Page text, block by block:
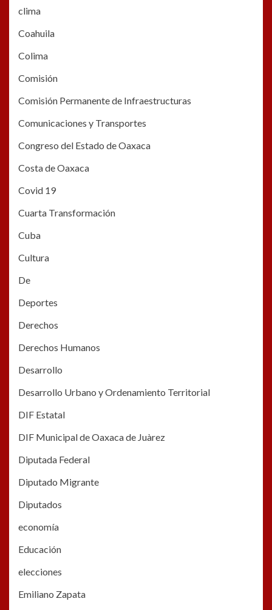
clima
Coahuila
Colima
Comisión
Comisión Permanente de Infraestructuras
Comunicaciones y Transportes
Congreso del Estado de Oaxaca
Costa de Oaxaca
Covid 19
Cuarta Transformación
Cuba
Cultura
De
Deportes
Derechos
Derechos Humanos
Desarrollo
Desarrollo Urbano y Ordenamiento Territorial
DIF Estatal
DIF Municipal de Oaxaca de Juàrez
Diputada Federal
Diputado Migrante
Diputados
economía
Educación
elecciones
Emiliano Zapata